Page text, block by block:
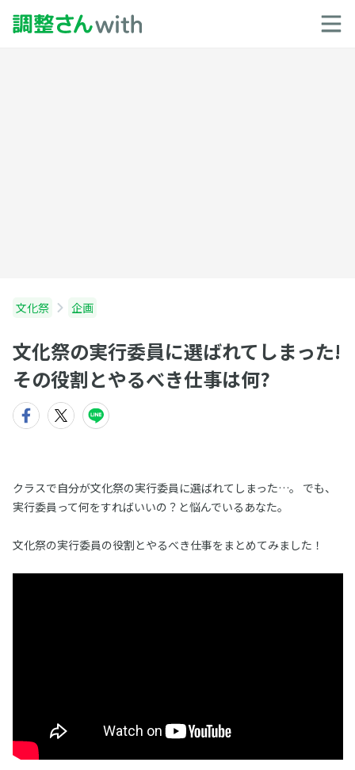
文化祭 企画
文化祭の実行委員に選ばれてしまった!
その役割とやるべき仕事は何?
クラスで自分が文化祭の実行委員に選ばれてしまった…。 でも、
実行委員って何をすればいいの？と悩んでいるあなた。
文化祭の実行委員の役割とやるべき仕事をまとめてみました！